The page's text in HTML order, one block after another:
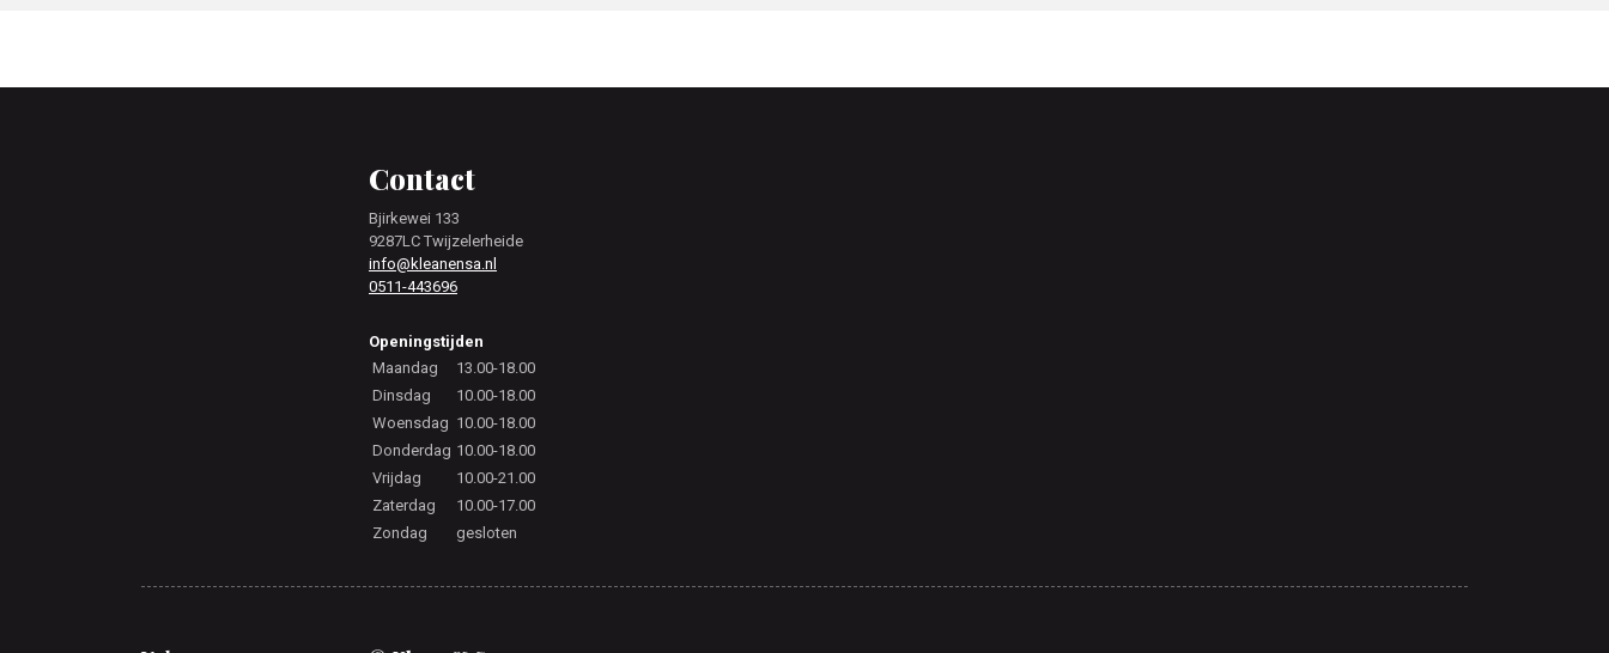
Contact
Bjirkewei 133
9287LC Twijzelerheide
info@kleanensa.nl
0511-443696
Openingstijden
Maandag
13.00-18.00
Dinsdag
10.00-18.00
Woensdag 10.00-18.00
Donderdag 10.00-18.00
Vrijdag
10.00-21.00
Zaterdag
10.00-17.00
Zondag
gesloten